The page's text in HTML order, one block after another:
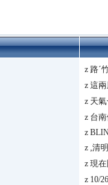
z 路ˊ
z 這
z 天
z 台
z
z ,清
z 現
z 10/